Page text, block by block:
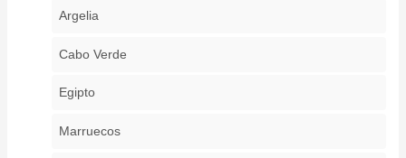
Argelia
Cabo Verde
Egipto
Marruecos